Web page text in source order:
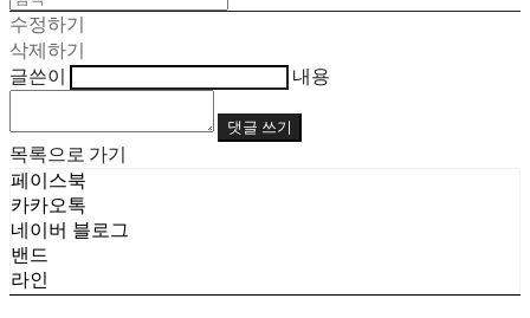
수정하기
삭제하기
글쓴이
내용
댓글 쓰기
목록으로 가기
페이스북
카카오톡
네이버 블로그
밴드
라인